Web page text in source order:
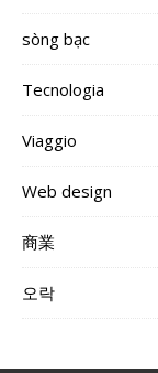
sòng bạc
Tecnologia
Viaggio
Web design
商業
오락